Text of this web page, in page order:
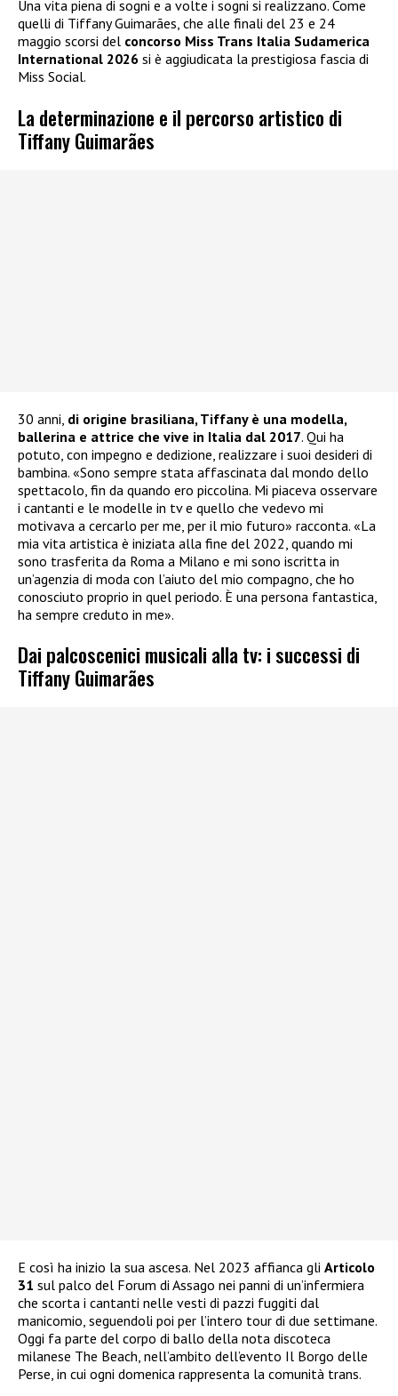
Una vita piena di sogni e a volte i sogni si realizzano. Come
quelli di Tiffany Guimarães, che alle finali del 23 e 24
maggio scorsi del concorso Miss Trans Italia Sudamerica
International 2026 si è aggiudicata la prestigiosa fascia di
Miss Social.
La determinazione e il percorso artistico di
Tiffany Guimarães
30 anni, di origine brasiliana, Tiffany è una modella,
ballerina e attrice che vive in Italia dal 2017. Qui ha
potuto, con impegno e dedizione, realizzare i suoi desideri di
bambina. «Sono sempre stata affascinata dal mondo dello
spettacolo, fin da quando ero piccolina. Mi piaceva osservare
i cantanti e le modelle in tv e quello che vedevo mi
motivava a cercarlo per me, per il mio futuro» racconta. «La
mia vita artistica è iniziata alla fine del 2022, quando mi
sono trasferita da Roma a Milano e mi sono iscritta in
un’agenzia di moda con l’aiuto del mio compagno, che ho
conosciuto proprio in quel periodo. È una persona fantastica,
ha sempre creduto in me».
Dai palcoscenici musicali alla tv: i successi di
Tiffany Guimarães
E così ha inizio la sua ascesa. Nel 2023 affianca gli Articolo
31 sul palco del Forum di Assago nei panni di un’infermiera
che scorta i cantanti nelle vesti di pazzi fuggiti dal
manicomio, seguendoli poi per l’intero tour di due settimane.
Oggi fa parte del corpo di ballo della nota discoteca
milanese The Beach, nell’ambito dell’evento Il Borgo delle
Perse, in cui ogni domenica rappresenta la comunità trans.